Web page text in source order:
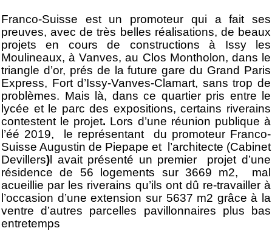
Franco-Suisse est un promoteur qui a fait ses
preuves, avec de très belles réalisations, de beaux
projets en cours de constructions à Issy les
Moulineaux, à Vanves, au Clos Montholon, dans le
triangle d’or, prés de la future gare du Grand Paris
Express, Fort d’Issy-Vanves-Clamart, sans trop de
problèmes. Mais là, dans ce quartier pris entre le
lycée et le parc des expositions, certains riverains
contestent le projet. Lors d’une réunion publique à
l’éé 2019, le représentant du promoteur Franco-
Suisse Augustin de Piepape et l’architecte (Cabinet
Devillers) l avait présenté un premier projet d’une
résidence de 56 logements sur 3669 m2, mal
acueillie par les riverains qu’ils ont dû re-travailler à
l’occasion d’une extension sur 5637 m2 grâce à la
ventre d’autres parcelles pavillonnaires plus bas
entretemps